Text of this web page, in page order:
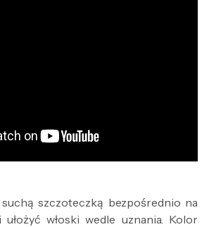
suchą szczoteczką bezpośrednio na
włoski wedle uznania. Kolor